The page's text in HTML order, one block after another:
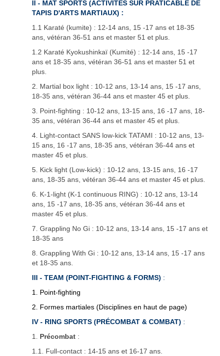
II - MAT SPORTS (ACTIVITÉS SUR PRATICABLE DE
TAPIS D'ARTS MARTIAUX) :
1.1 Karaté (kumite) : 12-14 ans, 15 -17 ans et 18-35
ans, vétéran 36-51 ans et master 51 et plus.
1.2 Karaté Kyokushinkaï (Kumité) : 12-14 ans, 15 -17
ans et 18-35 ans, vétéran 36-51 ans et master 51 et
plus.
2. Martial box light : 10-12 ans, 13-14 ans, 15 -17 ans,
18-35 ans, vétéran 36-44 ans et master 45 et plus.
3. Point-fighting : 10-12 ans, 13-15 ans, 16 -17 ans, 18-
35 ans, vétéran 36-44 ans et master 45 et plus.
4. Light-contact SANS low-kick TATAMI : 10-12 ans, 13-
15 ans, 16 -17 ans, 18-35 ans, vétéran 36-44 ans et
master 45 et plus.
5. Kick light (Low-kick) : 10-12 ans, 13-15 ans, 16 -17
ans, 18-35 ans, vétéran 36-44 ans et master 45 et plus.
6. K-1-light (K-1 continuous RING) : 10-12 ans, 13-14
ans, 15 -17 ans, 18-35 ans, vétéran 36-44 ans et
master 45 et plus.
7. Grappling No Gi : 10-12 ans, 13-14 ans, 15 -17 ans et
18-35 ans
8. Grappling With Gi : 10-12 ans, 13-14 ans, 15 -17 ans
et 18-35 ans.
III - TEAM (POINT-FIGHTING & FORMS) :
1. Point-fighting
2. Formes martiales (Disciplines en haut de page)
IV - RING SPORTS (PRÉCOMBAT & COMBAT) :
1. Précombat :
1.1. Full-contact : 14-15 ans et 16-17 ans.